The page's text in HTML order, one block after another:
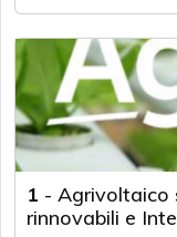
1 - Agrivoltaico
rinnovabili e